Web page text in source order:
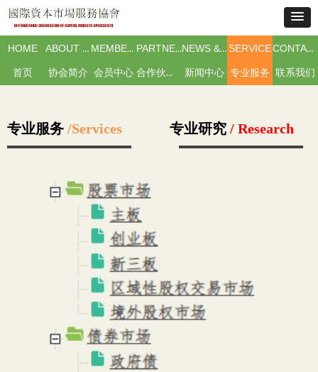
HOME ABOUT IACMS MEMBERSHIP PARTNERS & ISSUERS NEWS & EVENTSSERVICE CONTACT US
首页 协会简介 会员中心 合作伙伴及市场主体 新闻中心 专业服务 联系我们
专业服务 /Services 专业研究 / Research